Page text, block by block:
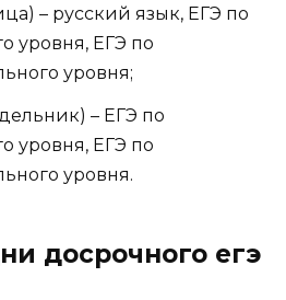
– русский язык, ЕГЭ по
уровня, ЕГЭ по
уровня;
– ЕГЭ по
уровня, ЕГЭ по
уровня.
досрочного егэ